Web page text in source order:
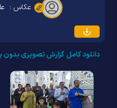
عکاس :
دانلود کامل گزارش تصویری